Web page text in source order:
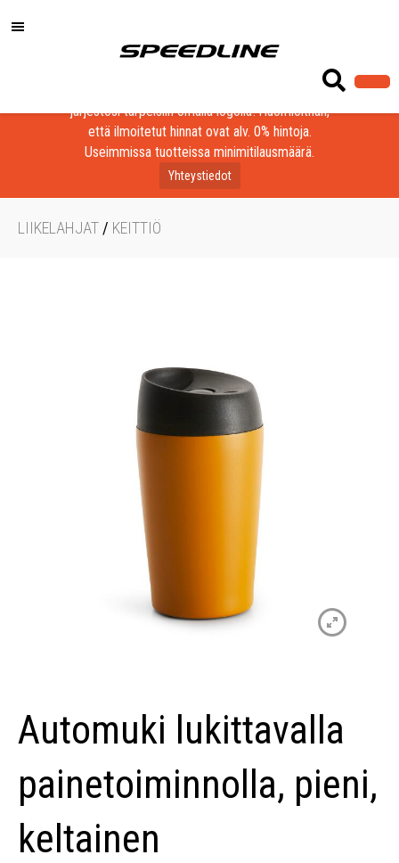
Löydä laadukkaat tuotteet yrityksesi, seurasi tai
järjestösi tarpeisiin omalla logolla! Huomioithan,
että ilmoitetut hinnat ovat alv. 0% hintoja.
Useimmissa tuotteissa minimitilausmäärä.
Yhteystiedot
LIIKELAHJAT / KEITTIÖ
Automuki lukittavalla
painetoiminnolla, pieni,
keltainen